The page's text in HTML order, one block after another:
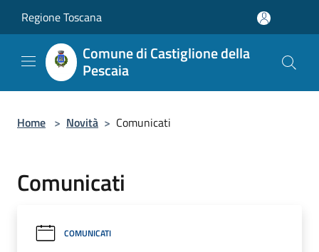
Regione Toscana
Comune di Castiglione della
Pescaia
Home > Novità > Comunicati
Comunicati
COMUNICATI